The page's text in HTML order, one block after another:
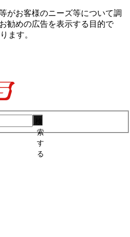
がお客様のニーズ等について調
勧めの広告を表⽰する⽬的で
ます。
索
す
る